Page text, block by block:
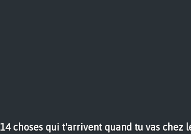
14 choses qui t'arrivent quand tu vas chez